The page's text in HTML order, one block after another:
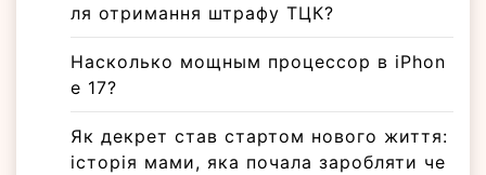
ля отримання штрафу ТЦК?
Насколько мощным процессор в iPhon
e 17?
Як декрет став стартом нового життя:
історія мами, яка почала заробляти че